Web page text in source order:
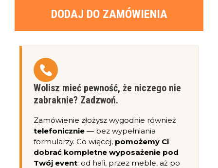
DODAJ DO ZAMÓWIENIA
Wolisz mieć pewność, że niczego nie
zabraknie? Zadzwoń.
Zamówienie złożysz wygodnie również
telefonicznie — bez wypełniania
formularzy. Co więcej, pomożemy Ci
dobrać kompletne wyposażenie pod
Twój event: od hali, przez meble, aż po